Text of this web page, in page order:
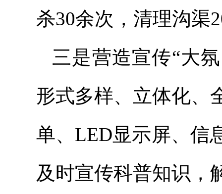
杀30余次，清理沟渠
三是营造宣传“大
形式多样、立体化、
单、LED显示屏、信
及时宣传科普知识，